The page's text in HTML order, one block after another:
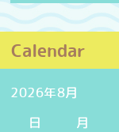
Calendar
2026年8月
日
月